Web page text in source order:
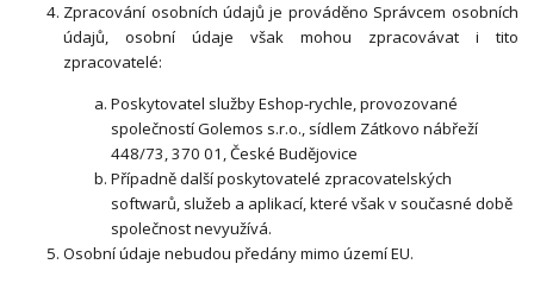
Zpracování osobních údajů je prováděno Správcem osobních
údajů, osobní údaje však mohou zpracovávat i tito
zpracovatelé:
Poskytovatel služby Eshop-rychle, provozované
společností Golemos s.r.o., sídlem Zátkovo nábřeží
448/73, 370 01, České Budějovice
Případně další poskytovatelé zpracovatelských
softwarů, služeb a aplikací, které však v současné době
společnost nevyužívá.
Osobní údaje nebudou předány mimo území EU.